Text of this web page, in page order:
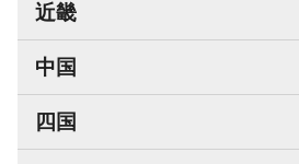
近畿
中国
四国